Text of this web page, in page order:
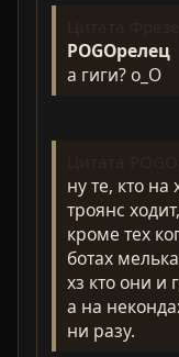
POGOрелец
а гиги? o_O
ну те, кто
троянс
кроме тех
ботах
хз кто они и
а на
ни разу.